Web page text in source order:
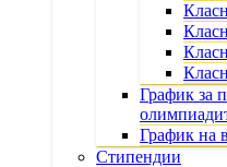
График за
График на
Стипендии